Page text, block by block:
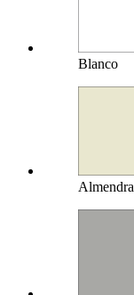
Blanco
Almendra